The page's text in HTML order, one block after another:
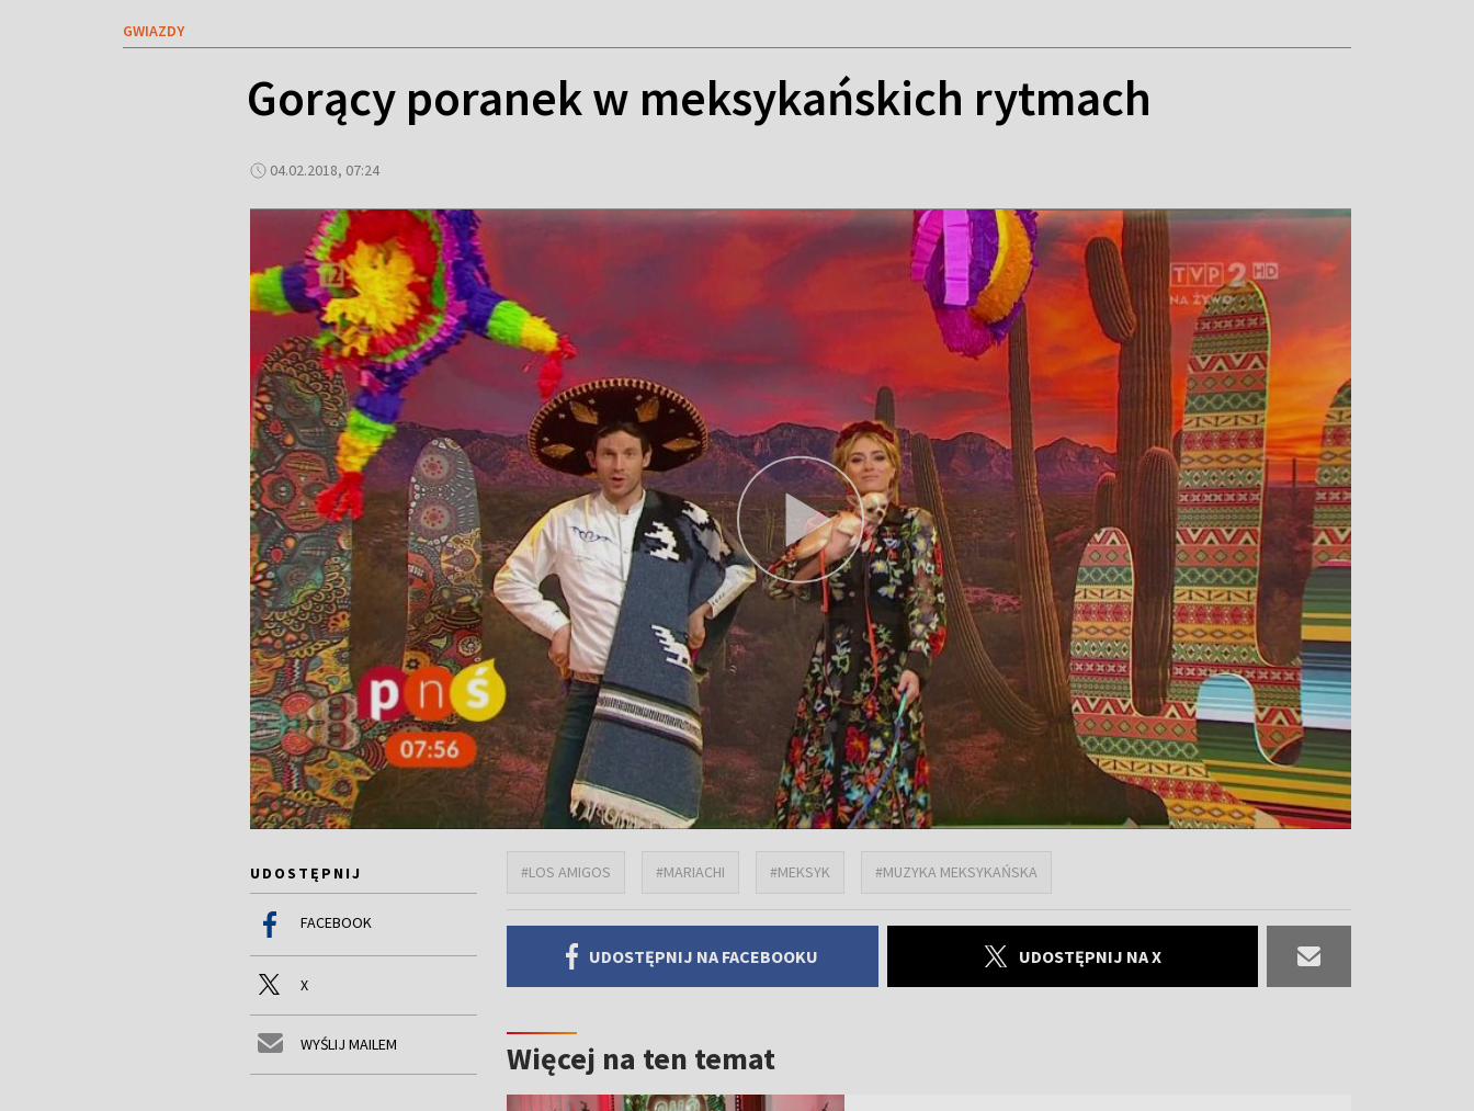
GWIAZDY
Gorący poranek w meksykańskich rytmach
04.02.2018, 07:24
UDOSTĘPNIJ
FACEBOOK
X
WYŚLIJ MAILEM
#LOS AMIGOS #MARIACHI #MEKSYK #MUZYKA MEKSYKAŃSKA
UDOSTĘPNIJ NA FACEBOOKU UDOSTĘPNIJ NA X
Więcej na ten temat